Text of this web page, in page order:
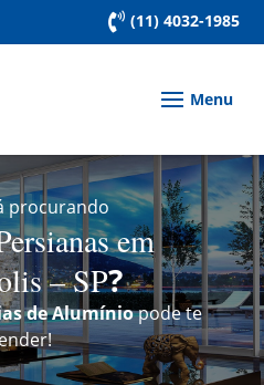
 (11) 4032-1985
procurando
em
– SP?
de Alumíniopode te